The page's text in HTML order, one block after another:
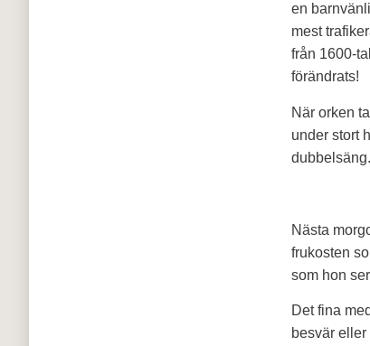
en
mest
från 1600-
förändrats!
När orken
under stort
Nästa
frukosten
som hon
Det fina
besvär